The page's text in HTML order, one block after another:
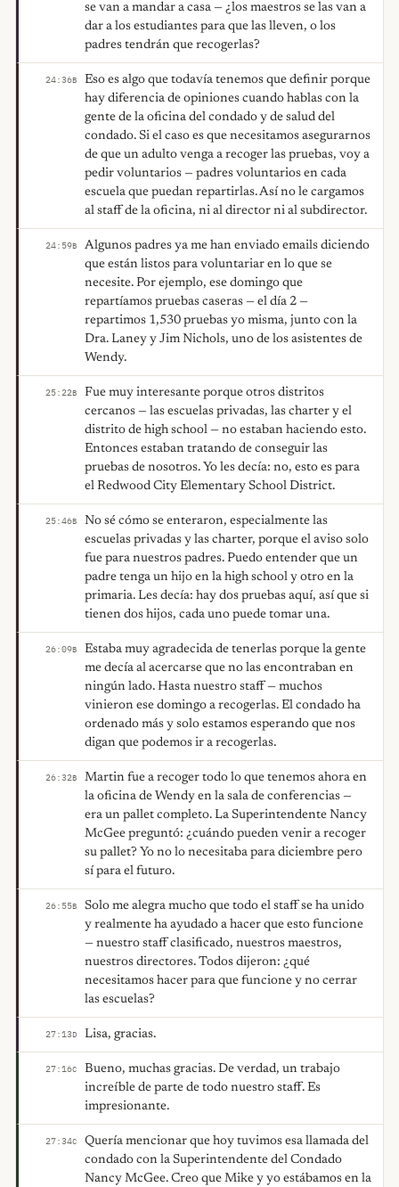
se van a mandar a casa — ¿los maestros se las van a
dar a los estudiantes para que las lleven, o los
padres tendrán que recogerlas?
24:36B
Eso es algo que todavía tenemos que definir porque
hay diferencia de opiniones cuando hablas con la
gente de la oficina del condado y de salud del
condado. Si el caso es que necesitamos asegurarnos
de que un adulto venga a recoger las pruebas, voy a
pedir voluntarios — padres voluntarios en cada
escuela que puedan repartirlas. Así no le cargamos
al staff de la oficina, ni al director ni al subdirector.
24:59B
Algunos padres ya me han enviado emails diciendo
que están listos para voluntariar en lo que se
necesite. Por ejemplo, ese domingo que
repartíamos pruebas caseras — el día 2 —
repartimos 1,530 pruebas yo misma, junto con la
Dra. Laney y Jim Nichols, uno de los asistentes de
Wendy.
25:22B
Fue muy interesante porque otros distritos
cercanos — las escuelas privadas, las charter y el
distrito de high school — no estaban haciendo esto.
Entonces estaban tratando de conseguir las
pruebas de nosotros. Yo les decía: no, esto es para
el Redwood City Elementary School District.
25:46B
No sé cómo se enteraron, especialmente las
escuelas privadas y las charter, porque el aviso solo
fue para nuestros padres. Puedo entender que un
padre tenga un hijo en la high school y otro en la
primaria. Les decía: hay dos pruebas aquí, así que si
tienen dos hijos, cada uno puede tomar una.
26:09B
Estaba muy agradecida de tenerlas porque la gente
me decía al acercarse que no las encontraban en
ningún lado. Hasta nuestro staff — muchos
vinieron ese domingo a recogerlas. El condado ha
ordenado más y solo estamos esperando que nos
digan que podemos ir a recogerlas.
26:32B
Martin fue a recoger todo lo que tenemos ahora en
la oficina de Wendy en la sala de conferencias —
era un pallet completo. La Superintendente Nancy
McGee preguntó: ¿cuándo pueden venir a recoger
su pallet? Yo no lo necesitaba para diciembre pero
sí para el futuro.
26:55B
Solo me alegra mucho que todo el staff se ha unido
y realmente ha ayudado a hacer que esto funcione
— nuestro staff clasificado, nuestros maestros,
nuestros directores. Todos dijeron: ¿qué
necesitamos hacer para que funcione y no cerrar
las escuelas?
27:13D Lisa, gracias.
27:16C
Bueno, muchas gracias. De verdad, un trabajo
increíble de parte de todo nuestro staff. Es
impresionante.
27:34C
Quería mencionar que hoy tuvimos esa llamada del
condado con la Superintendente del Condado
Nancy McGee. Creo que Mike y yo estábamos en la